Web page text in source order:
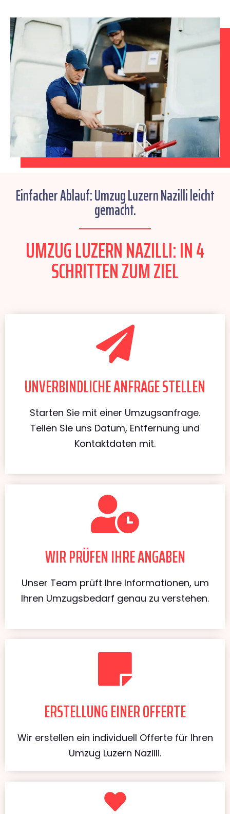
Einfacher Ablauf: Umzug Luzern Nazilli leicht
gemacht.
UMZUG LUZERN NAZILLI: IN 4
SCHRITTEN ZUM ZIEL
UNVERBINDLICHE ANFRAGE STELLEN
Starten Sie mit einer Umzugsanfrage.
Teilen Sie uns Datum, Entfernung und
Kontaktdaten mit.
WIR PRÜFEN IHRE ANGABEN
Unser Team prüft Ihre Informationen, um
Ihren Umzugsbedarf genau zu verstehen.
ERSTELLUNG EINER OFFERTE
Wir erstellen ein individuell Offerte für Ihren
Umzug Luzern Nazilli.